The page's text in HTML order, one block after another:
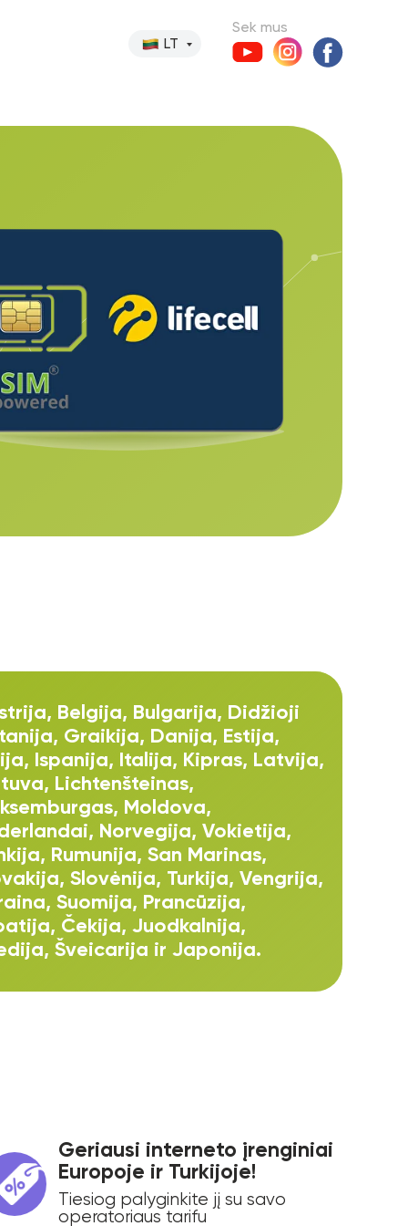
Sek mus
LT
Belgija, Bulgarija, Didžioji
Graikija, Danija, Estija,
Ispanija, Italija, Kipras, Latvija,
Lichtenšteinas,
Moldova,
Norvegija, Vokietija,
Rumunija, San Marinas,
Slovėnija, Turkija, Vengrija,
Suomija, Prancūzija,
Čekija, Juodkalnija,
Šveicarija ir Japonija.
Geriausi interneto įrenginiai
Europoje ir Turkijoje!
Tiesiog palyginkite jį su savo
operatoriaus tarifu